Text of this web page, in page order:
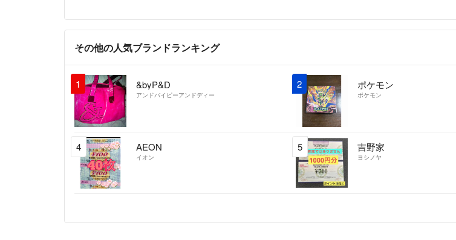
その他の人気ブランドランキング
1 &byP&D
アンドバイピーアンドディー
2 ポケモン
ポケモン
4 AEON
イオン
5 吉野家
ヨシノヤ